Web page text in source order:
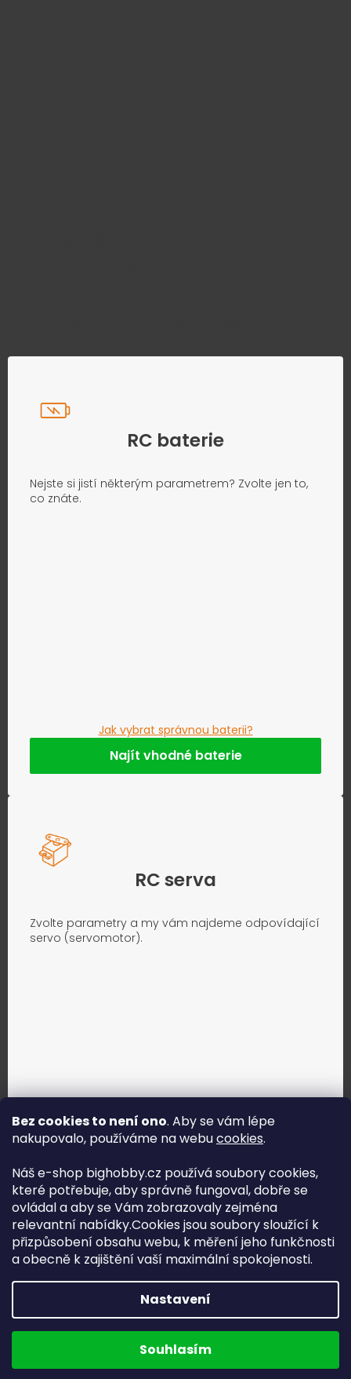
Bez cookies to není ono. Aby se vám lépe
nakupovalo, používáme na webucookies.
Náš e-shop bighobby.cz používá soubory cookies,
které potřebuje, aby správně fungoval, dobře se
ovládal a aby se Vám zobrazovaly zejména
relevantní nabídky.Cookies jsou soubory sloužící k
přizpůsobení obsahu webu, k měření jeho funkčnosti
a obecně k zajištění vaší maximální spokojenosti.
Nastavení
Souhlasím
RC baterie
Nejste si jistí některým parametrem? Zvolte jen to,
co znáte.
Jak vybrat správnou baterii?
Najít vhodné baterie
RC serva
Zvolte parametry a my vám najdeme odpovídající
servo (servomotor).
Jak vybrat správné servo?
Najít správné servo
Na UX & Web Design je tuLukáš Dubina
Shoptet
Copyright (c) 2016 -2026 Big hobby.cz - všechna práva